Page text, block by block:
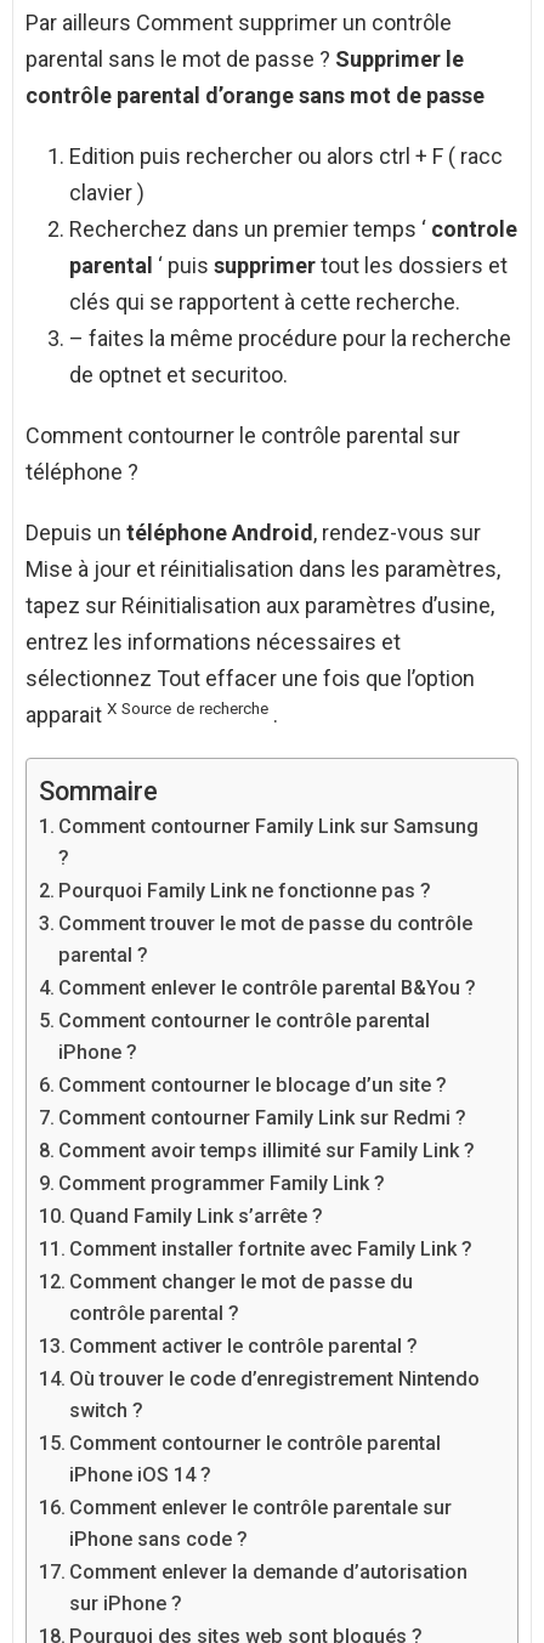
Par ailleurs Comment supprimer un contrôle
parental sans le mot de passe ? Supprimer le
contrôle parental d’orangesans mot de passe
Edition puis rechercher ou alors ctrl + F ( racc
clavier )
Recherchez dans un premier temps ‘ controle
parental ‘ puis supprimertout les dossiers et
clés qui se rapportent à cette recherche.
– faites la même procédure pour la recherche
de optnet et securitoo.
Comment contourner le contrôle parental sur
téléphone ?
Depuis un téléphone Android, rendez-vous sur
Mise à jour et réinitialisation dans les paramètres,
tapez sur Réinitialisation aux paramètres d’usine,
entrez les informations nécessaires et
sélectionnez Tout effacer une fois que l’option
apparait X Source de recherche .
Sommaire
Comment contourner Family Link sur Samsung
?
Pourquoi Family Link ne fonctionne pas ?
Comment trouver le mot de passe du contrôle
parental ?
Comment enlever le contrôle parental B&You ?
Comment contourner le contrôle parental
iPhone ?
Comment contourner le blocage d’un site ?
Comment contourner Family Link sur Redmi ?
Comment avoir temps illimité sur Family Link ?
Comment programmer Family Link ?
Quand Family Link s’arrête ?
Comment installer fortnite avec Family Link ?
Comment changer le mot de passe du
contrôle parental ?
Comment activer le contrôle parental ?
Où trouver le code d’enregistrement Nintendo
switch ?
Comment contourner le contrôle parental
iPhone iOS 14 ?
Comment enlever le contrôle parentale sur
iPhone sans code ?
Comment enlever la demande d’autorisation
sur iPhone ?
Pourquoi des sites web sont bloqués ?